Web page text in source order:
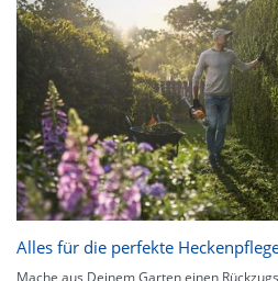
Alles für die perfekte
Mache aus Deinem Garten einen